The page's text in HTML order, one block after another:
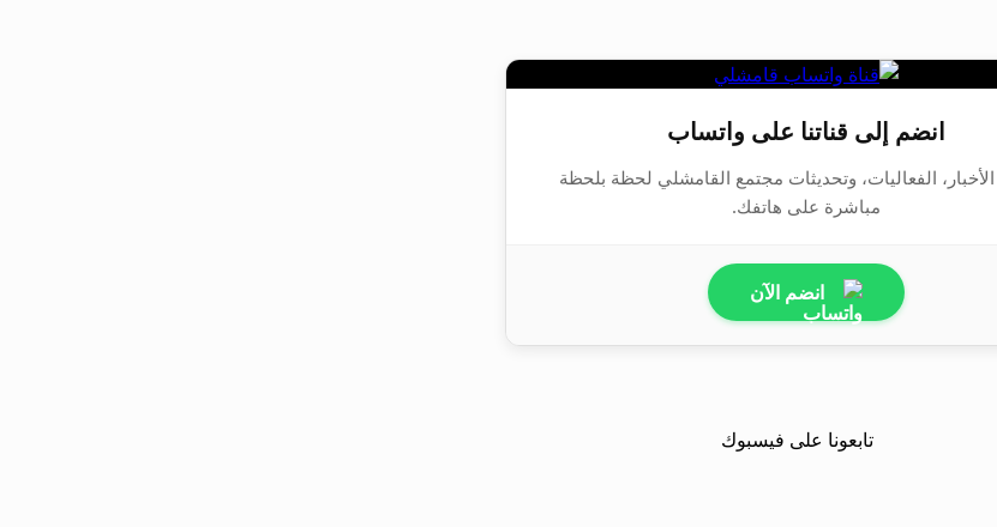
انضم إلى قناتنا على واتساب
الأخبار، الفعاليات، وتحديثات مجتمع القامشلي لحظة بلحظة
مباشرة على هاتفك.
انضم الآن